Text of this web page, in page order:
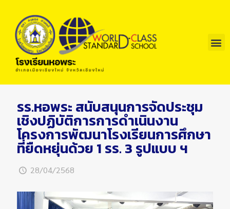
รร.หอพระ สนับสนุนการจัดประชุม
เชิงปฏิบัติการการดำเนินงาน
โครงการพัฒนาโรงเรียนการศึกษา
ที่ยืดหยุ่นด้วย 1 รร. 3 รูปแบบ ฯ
28/04/2568